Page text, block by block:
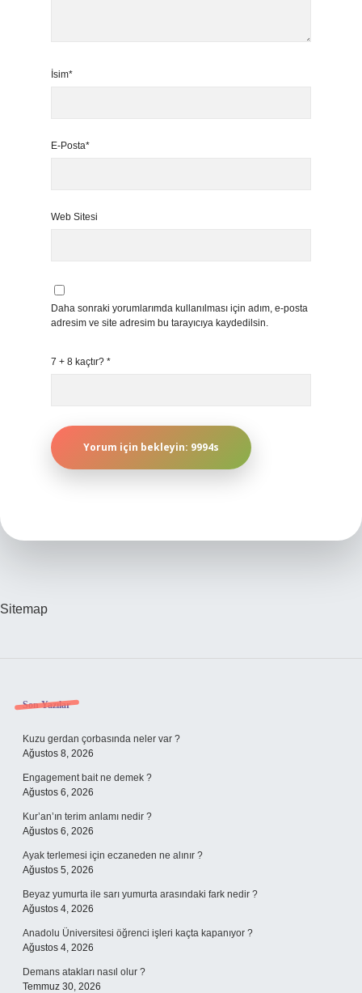
İsim*
E-Posta*
Web Sitesi
Daha sonraki yorumlarımda kullanılması için adım, e-posta
adresim ve site adresim bu tarayıcıya kaydedilsin.
7 + 8 kaçtır? *
Sitemap
Sidebar
Son Yazılar
Kuzu gerdan çorbasında neler var ?
Ağustos 8, 2026
Engagement bait ne demek ?
Ağustos 6, 2026
Kur’an’ın terim anlamı nedir ?
Ağustos 6, 2026
Ayak terlemesi için eczaneden ne alınır ?
Ağustos 5, 2026
Beyaz yumurta ile sarı yumurta arasındaki fark nedir ?
Ağustos 4, 2026
Anadolu Üniversitesi öğrenci işleri kaçta kapanıyor ?
Ağustos 4, 2026
Demans atakları nasıl olur ?
Temmuz 30, 2026